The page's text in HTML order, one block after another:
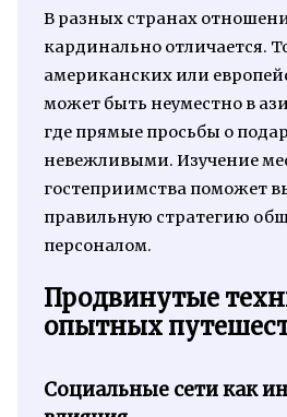
В разных странах
кардинально отличается.
американских или
может быть неуместно в
где прямые просьбы о
невежливыми. Изучение
гостеприимства поможет
правильную стратегию
персоналом.
Продвинутые
опытных
Социальные сети как